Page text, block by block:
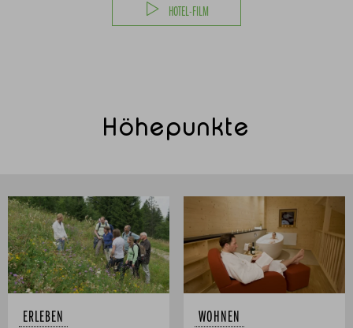
HOTEL-FILM
Höhepunkte
ERLEBEN WOHNEN